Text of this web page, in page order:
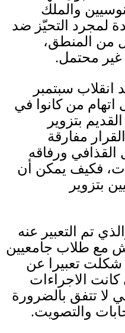
والملك
لمجرد التحيّز ضد
من المنطق،
غير محتمل.
انقلاب سبتمبر
من كانوا في
بتزوير
مفارقة
ورفاقه
فكيف يمكن أن
بتزوير
تم التعبير عنه
مع طلاب جامعيين
شكلت تعبيرا عن
كانت الاجراءات
لا تتفق بالضرورة
والتصويت.